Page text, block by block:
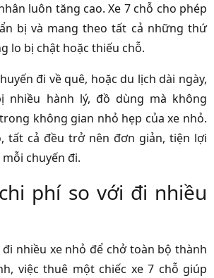
luôn tăng cao. Xe 7 chỗ cho phép
bị và mang theo tất cả những thứ
lo bị chật hoặc thiếu chỗ.
đi về quê, hoặc du lịch dài ngày,
nhiều hành lý, đồ dùng mà không
không gian nhỏ hẹp của xe nhỏ.
tất cả đều trở nên đơn giản, tiện lợi
chuyến đi.
phí so với đi nhiều
nhiều xe nhỏ để chở toàn bộ thành
việc thuê một chiếc xe 7 chỗ giúp